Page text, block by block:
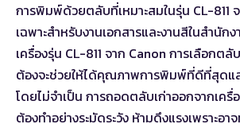
การพิมพ์ด้วยตลับที่เหมาะสมในรุ่น CL-811
เฉพาะสำหรับงานเอกสารและงานสีในสำนัก
เครื่องรุ่น CL-811 จาก Canon การเลือกต
ต้องจะช่วยให้ได้คุณภาพการพิมพ์ที่ดีที่สุดแล
โดยไม่จำเป็น การถอดตลับเก่าออกจากเครื่
ต้องทำอย่างระมัดระวัง ห้ามดึงแรงเพราะอ